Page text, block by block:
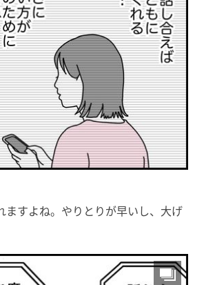
すよね。やりとりが早いし、大げ